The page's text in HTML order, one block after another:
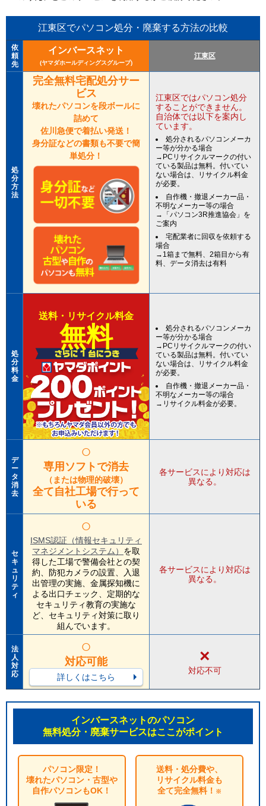
江東区でパソコン処分・廃棄する方法の比較
依
頼
先
インバースネット
(ヤマダホールディングスグループ)
江東区
処
分
方
法
完全無料宅配処分サー
ビス
壊れたパソコンを段ボールに
詰めて
佐川急便で着払い発送！
身分証などの書類も不要で簡
単処分！
江東区ではパソコン処分
することができません。
自治体では以下を案内し
ています。
処分されるパソコンメーカ
ー等が分かる場合
→PCリサイクルマークの付い
ている製品は無料。付いてい
ない場合は、リサイクル料金
が必要。
自作機・撤退メーカー品・
不明なメーカー等の場合
→「パソコン3R推進協会」を
ご案内
宅配業者に回収を依頼する
場合
→1箱まで無料、2箱目から有
料、データ消去は有料
処
分
料
金
送料・リサイクル料金
無料
処分されるパソコンメーカ
ー等が分かる場合
→PCリサイクルマークの付い
ている製品は無料。付いてい
ない場合は、リサイクル料金
が必要。
自作機・撤退メーカー品・
不明なメーカー等の場合
→リサイクル料金が必要。
デ
ー
タ
消
去
○
専用ソフトで消去
（または物理的破壊）
全て自社工場で行って
いる
各サービスにより対応は
異なる。
セ
キ
ュ
リ
テ
ィ
○
ISMS認証（情報セキュリティ
マネジメントシステム） を取
得した工場で警備会社との契
約、防犯カメラの設置、入退
出管理の実施、金属探知機に
よる出口チェック、定期的な
セキュリティ教育の実施な
ど、セキュリティ対策に取り
組んでいます。
各サービスにより対応は
異なる。
法
人
対
応
○
対応可能
詳しくはこちら
×
対応不可
インバースネットのパソコン
無料処分・廃棄サービスはここがポイント
パソコン限定！
壊れたパソコン・古型や
自作パソコンもOK！
送料・処分費や、
リサイクル料金も
全て完全無料！ ※